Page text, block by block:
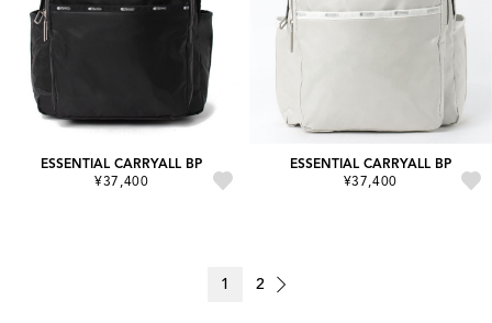
ESSENTIAL CARRYALL BP
¥37,400
ESSENTIAL CARRYALL BP
¥37,400
1 2